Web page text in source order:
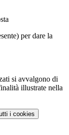
per dare la
si avvalgono di
illustrate nella
i cookies